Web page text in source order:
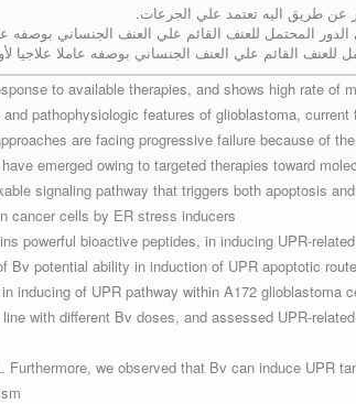
الدور المحتمل للعنف القائم علي العنف الجنساني بوصفه
للعنف القائم علي العنف الجنساني بوصفه عاملا علاجيا
to available therapies, and shows high rate of
pathophysiologic features of glioblastoma,
are facing progressive failure because of
emerged owing to targeted therapies toward
signaling pathway that triggers both apoptosis
cancer cells by ER stress inducers.
powerful bioactive peptides, in inducing UPR-
potential ability in induction of UPR apoptotic
inducing of UPR pathway within A172 glioblastoma
with different Bv doses, and assessed UPR-
we observed that Bv can induce UPR